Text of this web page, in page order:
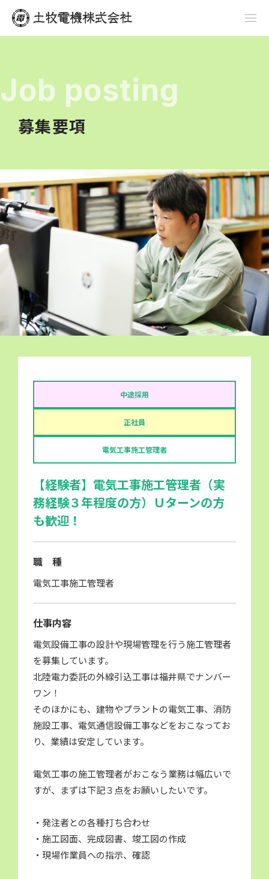
Job posting
募集要項
中途採用
正社員
電気工事施工管理者
【経験者】電気工事施工管理者（実
務経験３年程度の方）Ｕターンの方
も歓迎！
職 種
電気工事施工管理者
仕事内容
電気設備工事の設計や現場管理を行う施工管理者
を募集しています。
北陸電力委託の外線引込工事は福井県でナンバー
ワン！
そのほかにも、建物やプラントの電気工事、消防
施設工事、電気通信設備工事などをおこなってお
り、業績は安定しています。
電気工事の施工管理者がおこなう業務は幅広いで
すが、まずは下記３点をお願いしたいです。
・発注者との各種打ち合わせ
・施工図面、完成図書、竣工図の作成
・現場作業員への指示、確認